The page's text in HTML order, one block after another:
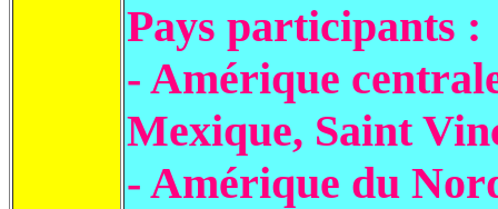
Pays participants :
- Amérique
Mexique, Saint
- Amérique du